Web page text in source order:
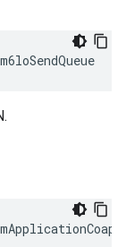
m6loSendQueue